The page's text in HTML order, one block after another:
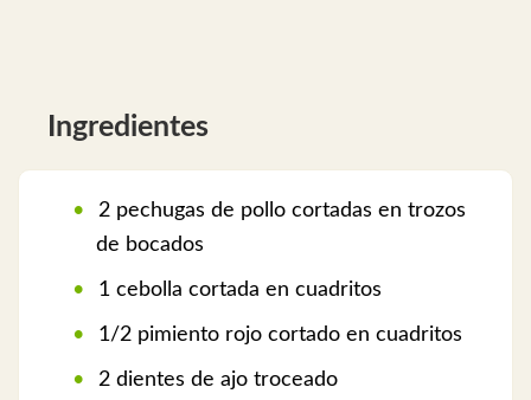
Ingredientes
2 pechugas de pollo cortadas en trozos
de bocados
1 cebolla cortada en cuadritos
1/2 pimiento rojo cortado en cuadritos
2 dientes de ajo troceado